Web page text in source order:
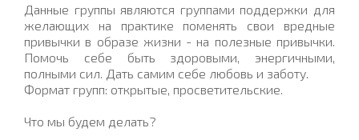
Данные группы являются группами поддержки для
желающих на практике поменять свои вредные
привычки в образе жизни - на полезные привычки.
Помочь себе быть здоровыми, энергичными,
полными сил. Дать самим себе любовь и заботу.
Формат групп: открытые, просветительские.
Что мы будем делать?